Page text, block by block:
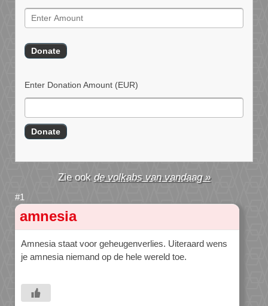
Enter Donation Amount (EUR)
de volkabs van vandaag »
amnesia
Amnesia staat voor geheugenverlies. Uiteraard wens
je amnesia niemand op de hele wereld toe.